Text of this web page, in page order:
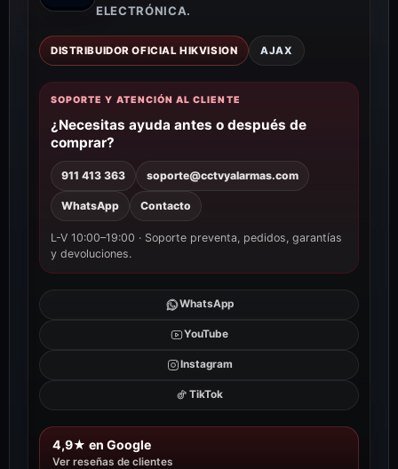
ELECTRÓNICA.
DISTRIBUIDOR OFICIAL HIKVISION AJAX
SOPORTE Y ATENCIÓN AL CLIENTE
¿Necesitas ayuda antes o después de
comprar?
911 413 363 soporte@cctvyalarmas.com
WhatsApp Contacto
L-V 10:00–19:00 · Soporte preventa, pedidos, garantías
y devoluciones.
WhatsApp
YouTube
Instagram
TikTok
4,9★ en Google
Ver reseñas de clientes